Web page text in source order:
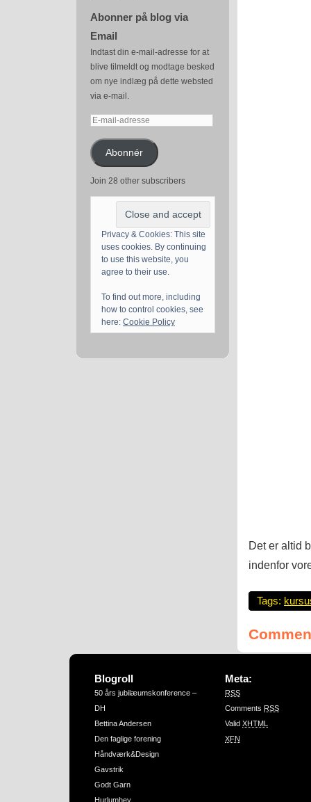
Abonner på blog via
Email
Indtast din e-mail-adresse for at
blive tilmeldt og modtage besked
om nye indlæg på dette websted
via e-mail.
E-
adresseAbonnér
Join 28 other subscribers
Privacy & Cookies: This site
uses cookies. By continuing
to use this website, you
agree to their use.
To find out more, including
how to control cookies, see
here: Cookie Policy
Det er altid
indenfor
Tags:
Blogroll
50 års jubilæumskonference –
DH
Bettina Andersen
Den faglige forening
Håndværk&Design
Gavstrik
Godt Garn
Hurlumhey
Meta:
RSS
Comments RSS
Valid XHTML
XFN